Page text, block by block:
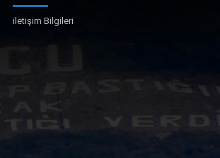
iletişim Bilgileri